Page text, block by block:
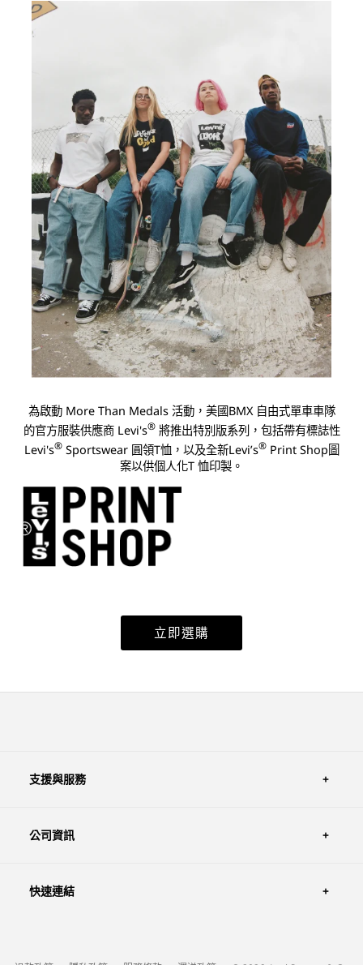
為啟動 More Than Medals 活動，美國BMX 自由式單車車隊
的官方服裝供應商 Levi's®將推出特別版系列，包括帶有標誌性
Levi's®Sportswear 圓領T恤，以及全新Levi’s®Print Shop圖
案以供個人化T 恤印製。
立即選購
支援與服務
公司資訊
快速連結